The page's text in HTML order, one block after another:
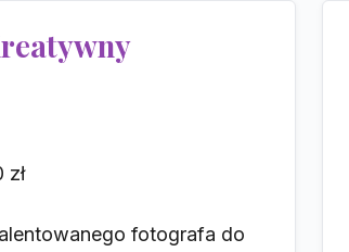
fotografa do